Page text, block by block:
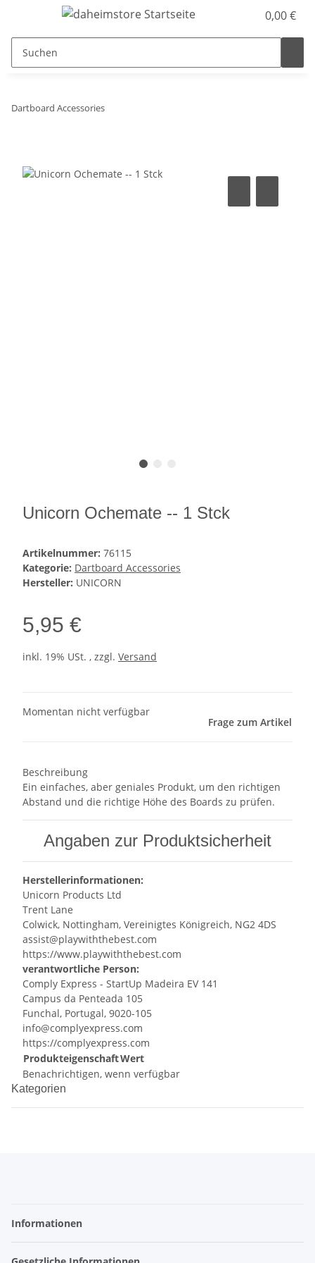
0,00 €
Dartboard Accessories
Unicorn Ochemate -- 1 Stck
Artikelnummer: 76115
Kategorie: Dartboard Accessories
Hersteller: UNICORN
5,95 €
inkl. 19% USt. , zzgl. Versand
Momentan nicht verfügbar
Frage zum Artikel
Beschreibung
Ein einfaches, aber geniales Produkt, um den richtigen
Abstand und die richtige Höhe des Boards zu prüfen.
Angaben zur Produktsicherheit
Herstellerinformationen:
Unicorn Products Ltd
Trent Lane
Colwick, Nottingham, Vereinigtes Königreich, NG2 4DS
assist@playwiththebest.com
https://www.playwiththebest.com
verantwortliche Person:
Comply Express - StartUp Madeira EV 141
Campus da Penteada 105
Funchal, Portugal, 9020-105
info@complyexpress.com
https://complyexpress.com
ProdukteigenschaftWert
Benachrichtigen, wenn verfügbar
Kategorien
Informationen